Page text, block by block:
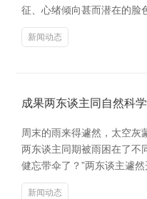
征、心绪倾向甚而潜在的脸
新闻动态
成果两东谈主同自然科
周末的雨来得遽然，太空
两东谈主同期被雨困在了不
健忘带伞了？”两东谈主遽
新闻动态